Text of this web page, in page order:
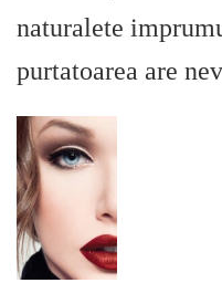
naturalete
purtatoarea are